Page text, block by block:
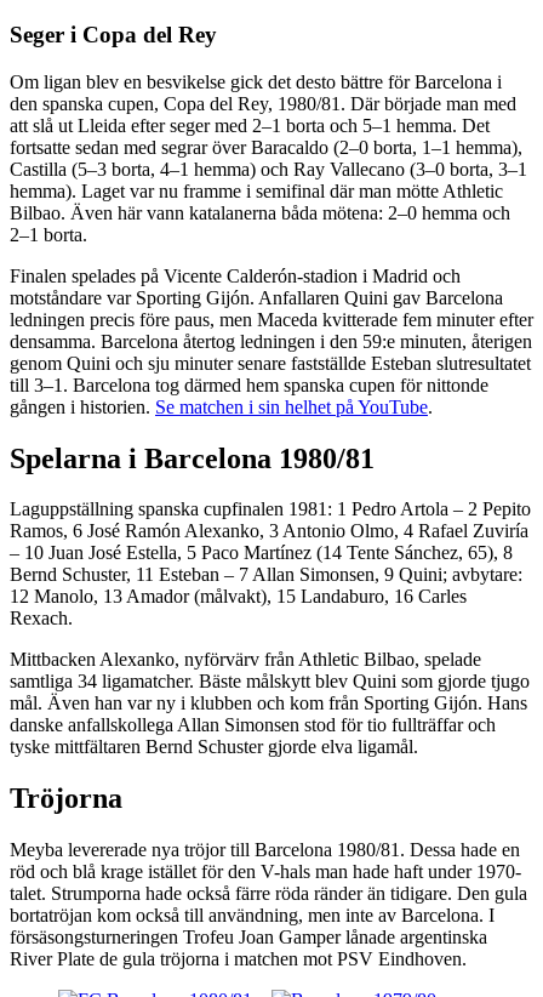
Seger i Copa del Rey
Om ligan blev en besvikelse gick det desto bättre för Barcelona i
den spanska cupen, Copa del Rey, 1980/81. Där började man med
att slå ut Lleida efter seger med 2–1 borta och 5–1 hemma. Det
fortsatte sedan med segrar över Baracaldo (2–0 borta, 1–1 hemma),
Castilla (5–3 borta, 4–1 hemma) och Ray Vallecano (3–0 borta, 3–1
hemma). Laget var nu framme i semifinal där man mötte Athletic
Bilbao. Även här vann katalanerna båda mötena: 2–0 hemma och
2–1 borta.
Finalen spelades på Vicente Calderón-stadion i Madrid och
motståndare var Sporting Gijón. Anfallaren Quini gav Barcelona
ledningen precis före paus, men Maceda kvitterade fem minuter efter
densamma. Barcelona återtog ledningen i den 59:e minuten, återigen
genom Quini och sju minuter senare fastställde Esteban slutresultatet
till 3–1. Barcelona tog därmed hem spanska cupen för nittonde
gången i historien. Se matchen i sin helhet på YouTube.
Spelarna i Barcelona 1980/81
Laguppställning spanska cupfinalen 1981: 1 Pedro Artola – 2 Pepito
Ramos, 6 José Ramón Alexanko, 3 Antonio Olmo, 4 Rafael Zuviría
– 10 Juan José Estella, 5 Paco Martínez (14 Tente Sánchez, 65), 8
Bernd Schuster, 11 Esteban – 7 Allan Simonsen, 9 Quini; avbytare:
12 Manolo, 13 Amador (målvakt), 15 Landaburo, 16 Carles
Rexach.
Mittbacken Alexanko, nyförvärv från Athletic Bilbao, spelade
samtliga 34 ligamatcher. Bäste målskytt blev Quini som gjorde tjugo
mål. Även han var ny i klubben och kom från Sporting Gijón. Hans
danske anfallskollega Allan Simonsen stod för tio fullträffar och
tyske mittfältaren Bernd Schuster gjorde elva ligamål.
Tröjorna
Meyba levererade nya tröjor till Barcelona 1980/81. Dessa hade en
röd och blå krage istället för den V-hals man hade haft under 1970-
talet. Strumporna hade också färre röda ränder än tidigare. Den gula
bortatröjan kom också till användning, men inte av Barcelona. I
försäsongsturneringen Trofeu Joan Gamper lånade argentinska
River Plate de gula tröjorna i matchen mot PSV Eindhoven.